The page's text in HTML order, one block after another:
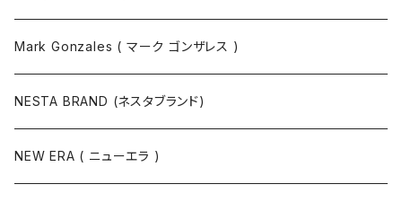
Mark Gonzales ( マーク ゴンザレス )
NESTA BRAND (ネスタブランド)
NEW ERA ( ニューエラ )